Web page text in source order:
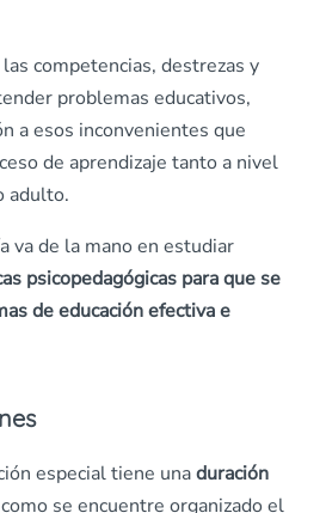
competencias, destrezas y
problemas educativos,
a esos inconvenientes que
de aprendizaje tanto a nivel
adulto.
va de la mano en estudiar
psicopedagógicas para que se
de educación efectiva e
especial tiene unaduración
se encuentre organizado el